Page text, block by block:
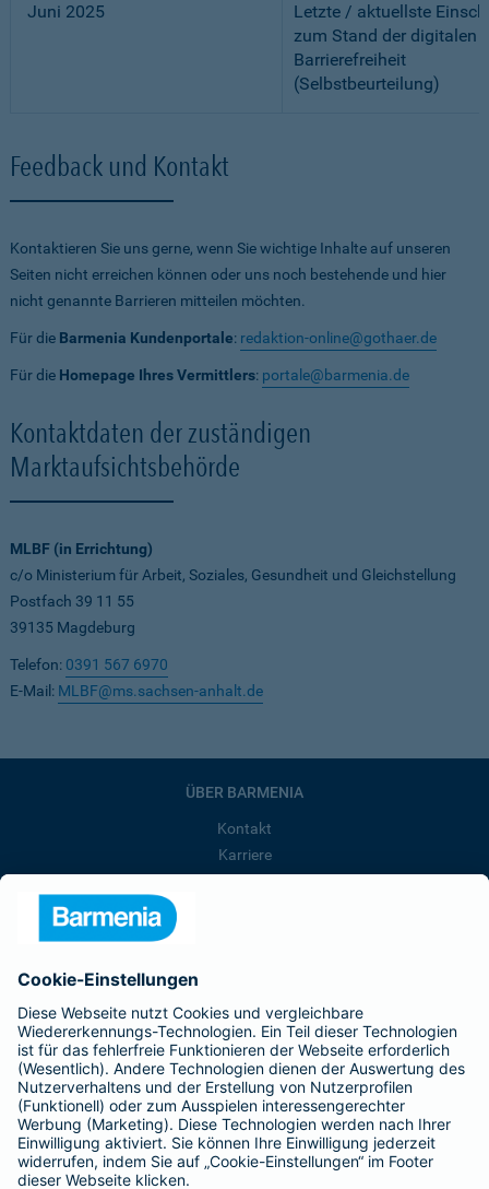
Juni 2025
Letzte / aktuellste
zum Stand der digitalen
Barrierefreiheit
(Selbstbeurteilung)
Feedback und Kontakt
Kontaktieren Sie uns gerne, wenn Sie wichtige Inhalte auf unseren
Seiten nicht erreichen können oder uns noch bestehende und hier
nicht genannte Barrieren mitteilen möchten.
Für die Barmenia Kundenportale: redaktion-online@gothaer.de
Für die Homepage Ihres Vermittlers: portale@barmenia.de
Kontaktdaten der zuständigen
Marktaufsichtsbehörde
MLBF (in Errichtung)
c/o Ministerium für Arbeit, Soziales, Gesundheit und Gleichstellung
Postfach 39 11 55
39135 Magdeburg
Telefon: 0391 567 6970
E-Mail: MLBF@ms.sachsen-anhalt.de
ÜBER BARMENIA
Kontakt
Karriere
Presse
Barmenia ist Teil der BarmeniaGothaer
BELIEBTE SEITEN
Kranken-Zusatzversicherung
Tierversicherungen
Haftpflichtversicherung
Hausratversicherung